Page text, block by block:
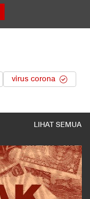
virus corona
LIHAT SEMUA